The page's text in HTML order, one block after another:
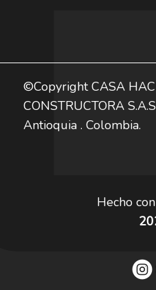
©Copyright CASA
CONSTRUCTORA
Antioquia . Colombia.
Hecho